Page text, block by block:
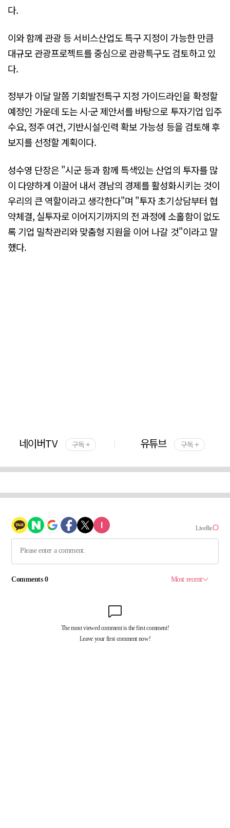
다.
이와 함께 관광 등 서비스산업도 특구 지정이 가능한 만큼
대규모 관광프로젝트를 중심으로 관광특구도 검토하고 있
다.
정부가 이달 말쯤 기회발전특구 지정 가이드라인을 확정할
예정인 가운데 도는 시·군 제안서를 바탕으로 투자기업 입주
수요, 정주 여건, 기반시설·인력 확보 가능성 등을 검토해 후
보지를 선정할 계획이다.
성수영 단장은 "시군 등과 함께 특색있는 산업의 투자를 많
이 다양하게 이끌어 내서 경남의 경제를 활성화시키는 것이
우리의 큰 역할이라고 생각한다"며 "투자 초기상담부터 협
약체결, 실투자로 이어지기까지의 전 과정에 소홀함이 없도
록 기업 밀착관리와 맞춤형 지원을 이어 나갈 것"이라고 말
했다.
네이버TV 구독 + 유튜브 구독 +